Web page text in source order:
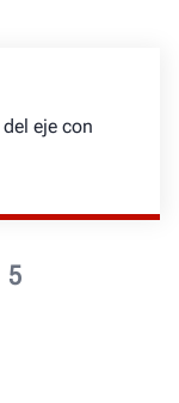
5
eje con